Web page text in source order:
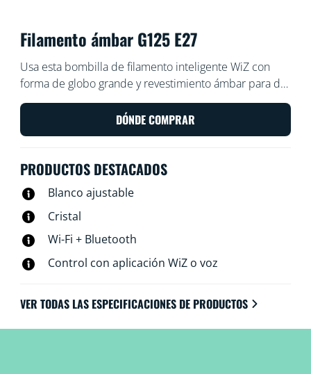
Filamento ámbar G125 E27
Usa esta bombilla de filamento inteligente WiZ con
forma de globo grande y revestimiento ámbar para dar
un toque vintage a tus lámparas y luminarias. Úsala con
la aplicación WiZ o con tu propia voz para reducir y
aumentar el brillo o para usar modos de luz
DÓNDE COMPRAR
PRODUCTOS DESTACADOS
Blanco ajustable
Cristal
Wi-Fi + Bluetooth
Control con aplicación WiZ o voz
VER TODAS LAS ESPECIFICACIONES DE PRODUCTOS